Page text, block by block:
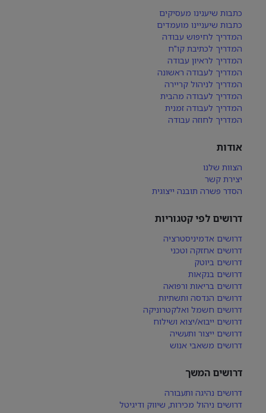
כתבות שיענינו מעסיקים
כתבות שיעניינו מועמדים
המדריך לחיפוש עבודה
המדריך לכתיבת קו"ח
המדריך לראיון עבודה
המדריך לעבודה ראשונה
המדריך לניהול קריירה
המדריך לעבודה מהבית
המדריך לעבודה זמנית
המדריך לחוזה עבודה
אודות
הצוות שלנו
יצירת קשר
הסדר פשרה תובנה ייצוגית
דרושים לפי קטגוריות
דרושים אדמיניסטרציה
דרושים אחזקה וטכני
דרושים ביוטק
דרושים בנקאות
דרושים בריאות ורפואה
דרושים הנדסה ותשתיות
דרושים חשמל ואלקטרוניקה
דרושים ייבוא/יצוא ושילוח
דרושים ייצור ותעשיה
דרושים משאבי אנוש
דרושים המשך
דרושים נהיגה ותעבורה
דרושים ניהול מכירות, שיווק ודיגיטל